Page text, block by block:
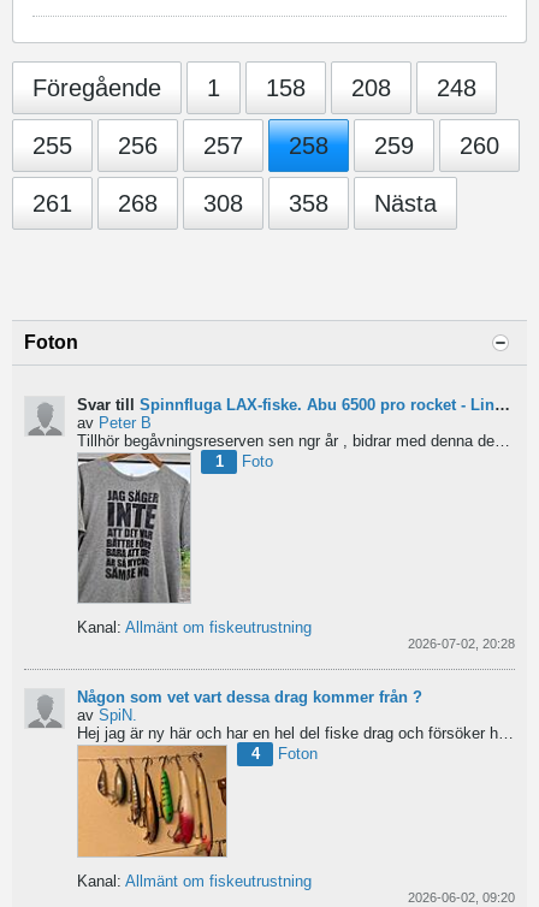
Föregående 1 158 208 248
255 256 257 258 259 260
261 268 308 358 Nästa
Foton
Svar till Spinnfluga LAX-fiske. Abu 6500 pro rocket - Lina för kort?
av Peter B
Tillhör begåvningsreserven sen ngr år , bidrar med denna devis.
1
Foto
Kanal: Allmänt om fiskeutrustning
2026-07-02, 20:28
Någon som vet vart dessa drag kommer från ?
av SpiN.
4
Foton
Kanal: Allmänt om fiskeutrustning
2026-06-02, 09:20